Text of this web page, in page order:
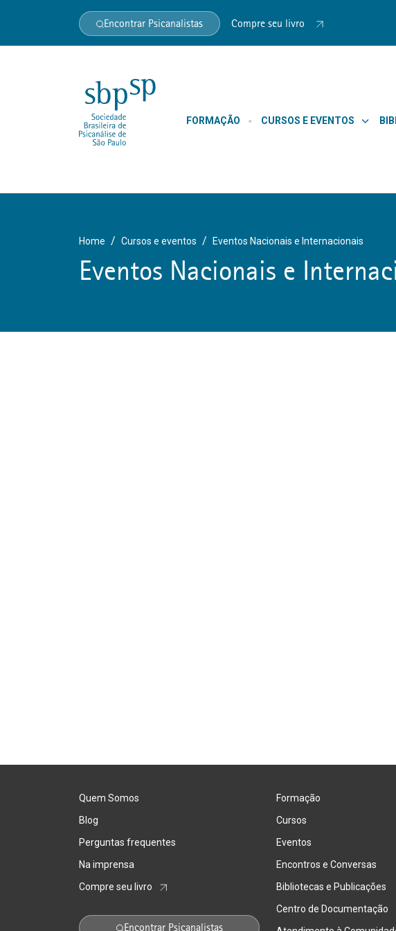
Encontrar Psicanalistas Compre seu livro
FORMAÇÃO CURSOS E EVENTOS
Home Cursos e eventos Eventos Nacionais e Internacionais
Eventos Nacionais e
Quem Somos
Blog
Perguntas frequentes
Na imprensa
Compre seu livro
Encontrar Psicanalistas
Formação
Cursos
Eventos
Encontros e Conversas
Bibliotecas e Publicações
Centro de Documentação